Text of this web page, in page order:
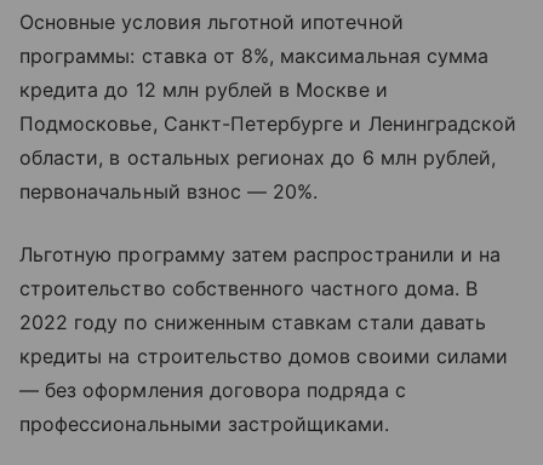
Основные условия льготной ипотечной
программы: ставка от 8%, максимальная сумма
кредита до 12 млн рублей в Москве и
Подмосковье, Санкт-Петербурге и Ленинградской
области, в остальных регионах до 6 млн рублей,
первоначальный взнос — 20%.
Льготную программу затем распространили и на
строительство собственного частного дома. В
2022 году по сниженным ставкам стали давать
кредиты на строительство домов своими силами
— без оформления договора подряда с
профессиональными застройщиками.